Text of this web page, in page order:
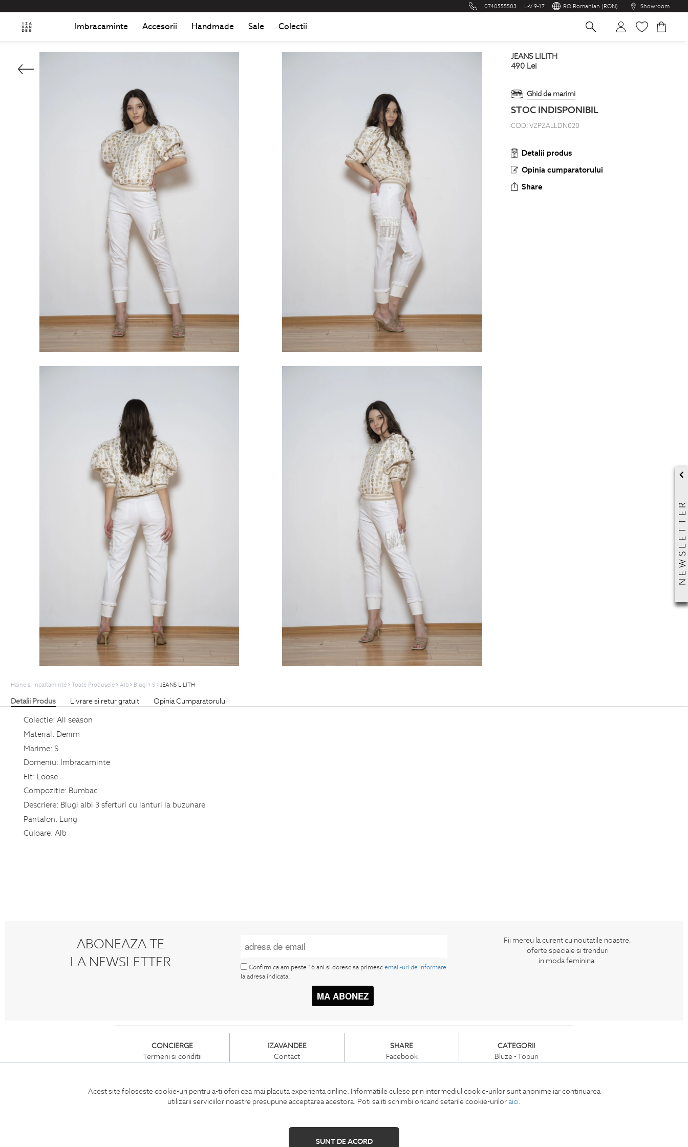
NEWSLETTER
Acest site foloseste cookie-uri pentru a-ti oferi cea mai placuta experienta online. Informatiile culese prin intermediul cookie-urilor sunt anonime iar continuarea
utilizarii serviciilor noastre presupune acceptarea acestora. Poti sa iti schimbi oricand setarile cookie-uriloraici.
SUNT DE ACORD
0740555503 L-V 9-17 RO Romanian (RON) Showroom
Imbracaminte Accesorii Handmade Sale Colectii
JEANS LILITH
490 Lei
Ghid de marimi
STOC INDISPONIBIL
COD:VZPZALLDN020
Detalii produs
Opinia cumparatorului
Share
Haine si Incaltaminte Toate Produsele Alb Blugi S JEANS LILITH
Detalii Produs Livrare si retur gratuit Opinia Cumparatorului
Colectie: All season
Material: Denim
Marime: S
Domeniu: Imbracaminte
Fit: Loose
Compozitie: Bumbac
Descriere: Blugi albi 3 sferturi cu lanturi la buzunare
Pantalon: Lung
Culoare: Alb
ABONEAZA-TE
LA NEWSLETTER
Confirm ca am peste 16 ani si doresc sa primesc email-uri de informare
la adresa indicata.
MA ABONEZ
Fii mereu la curent cu noutatile noastre,
oferte speciale si trenduri
in moda feminina.
CONCIERGE
Termeni si conditii
Feedback site
ANPC
IZAVANDEE
Contact
Intrebari frecvente
Sitemap
SHARE
Facebook
CATEGORII
Bluze - Topuri
Rochii
Compleuri